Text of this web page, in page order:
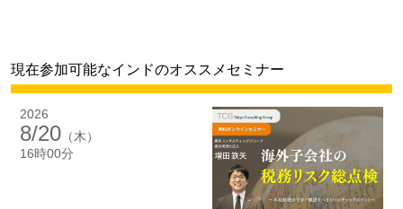
現在参加可能なインドのオススメセミナー
2026
8/20 （木）
16時00分